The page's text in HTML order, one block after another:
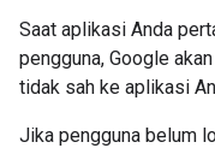
Saat aplikasi Anda
pengguna, Google
tidak sah ke aplikasi
Jika pengguna belum